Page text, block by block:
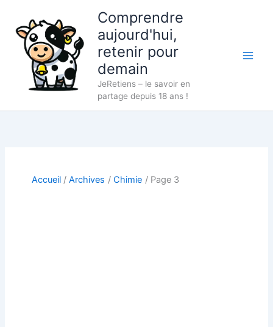
contenu
Comprendre
aujourd'hui,
retenir pour
demain
JeRetiens – le savoir en
partage depuis 18 ans !
Accueil Archives Chimie Page 3